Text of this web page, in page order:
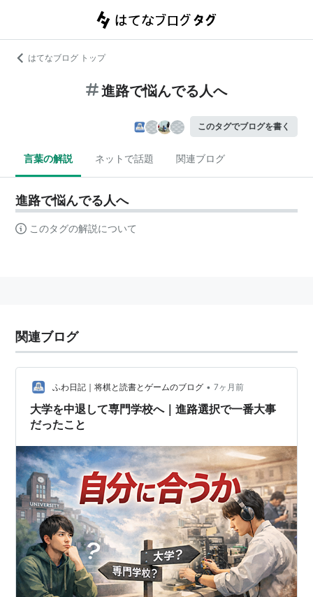
はてなブログ トップ
進路で悩んでる人へ
このタグでブログを書く
言葉の解説 ネットで話題 関連ブログ
進路で悩んでる人へ
このタグの解説について
関連ブログ
ふわ日記｜将棋と読書とゲームのブログ • 7ヶ月前
大学を中退して専門学校へ｜進路選択で一番大事
だったこと